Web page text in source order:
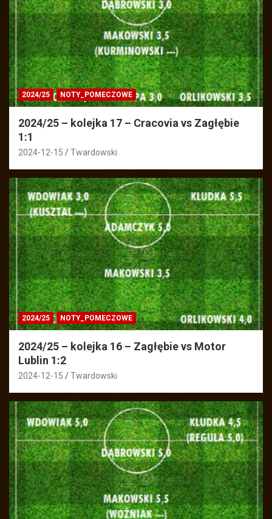
2024/25 NOTY_POMECZOWE
2024/25 – kolejka 17 – Cracovia vs Zagłębie
1:1
2024-12-15 Twardowski
2024/25 NOTY_POMECZOWE
2024/25 – kolejka 16 – Zagłębie vs Motor
Lublin 1:2
2024-12-15 Twardowski